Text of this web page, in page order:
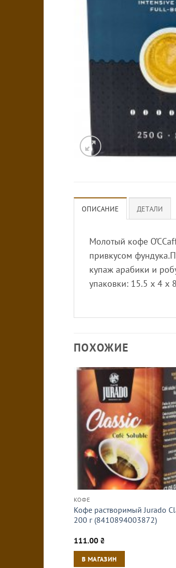
ОПИСАНИЕ ДЕТАЛИ
Молотый кофе
привкусом
купаж арабики и
упаковки: 15.5 х 4 х
ПОХОЖИЕ
КОФЕ
Кофе растворимый Jurado
200 г (8410894003872)
111.00 ₴
В МАГАЗИН